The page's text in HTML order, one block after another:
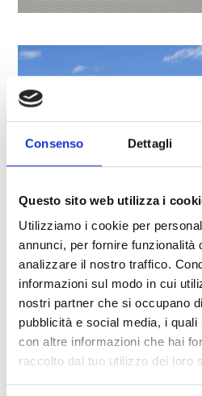
Consenso Dettagli
Questo sito web utilizza i
Utilizziamo i cookie per
annunci, per fornire funzionalità
analizzare il nostro traffico.
informazioni sul modo in cui
nostri partner che si occupano
pubblicità e social media, i
con altre informazioni che hai
raccolto dal tuo utilizzo dei loro
MASO CORTO - ALTO
L’Altipiano di Lazaun è
dall’energia del ghiacciaio,
attivo e una torbiera alta. ...